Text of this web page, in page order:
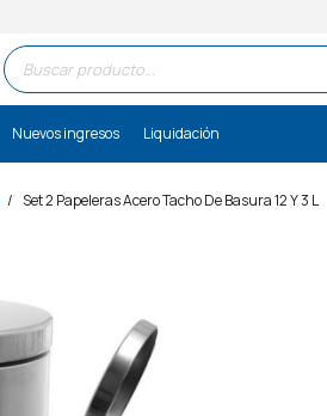
Búsqueda
de
productos
Nuevos ingresos Liquidación
/ Set 2 Papeleras Acero Tacho De Basura 12 Y 3 L